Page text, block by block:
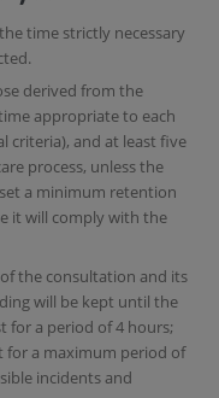
time strictly necessary
derived from the
appropriate to each
criteria), and at least five
process, unless the
a minimum retention
it will comply with the
the consultation and its
will be kept until the
for a period of 4 hours;
for a maximum period of
incidents and